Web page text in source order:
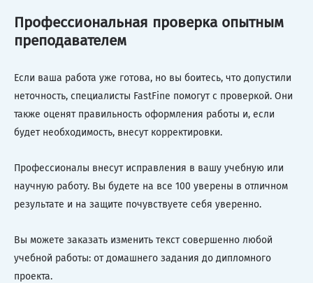
Профессиональная проверка опытным
преподавателем
Если ваша работа уже готова, но вы боитесь, что допустили
неточность, специалисты FastFine помогут с проверкой. Они
также оценят правильность оформления работы и, если
будет необходимость, внесут корректировки.
Профессионалы внесут исправления в вашу учебную или
научную работу. Вы будете на все 100 уверены в отличном
результате и на защите почувствуете себя уверенно.
Вы можете заказать изменить текст совершенно любой
учебной работы: от домашнего задания до дипломного
проекта.